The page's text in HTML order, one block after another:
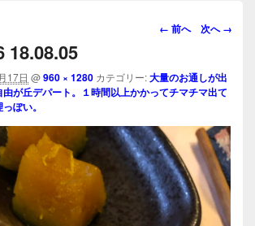
画
ビ
ゲ
シ
ョ
ン
← 前へ 次へ →
18.08.05
17日 @960 × 1280 カテゴリー:大量のお通しが出
が丘デパート。１時間以上かかってチマチマ出て
ぽい。